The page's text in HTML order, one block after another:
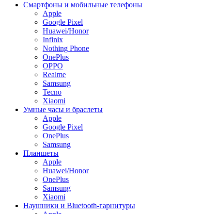
Смартфоны и мобильные телефоны
Apple
Google Pixel
Huawei/Honor
Infinix
Nothing Phone
OnePlus
OPPO
Realme
Samsung
Tecno
Xiaomi
Умные часы и браслеты
Apple
Google Pixel
OnePlus
Samsung
Планшеты
Apple
Huawei/Honor
OnePlus
Samsung
Xiaomi
Наушники и Bluetooth-гарнитуры